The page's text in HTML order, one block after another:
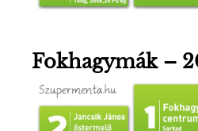
Fokhagymák –